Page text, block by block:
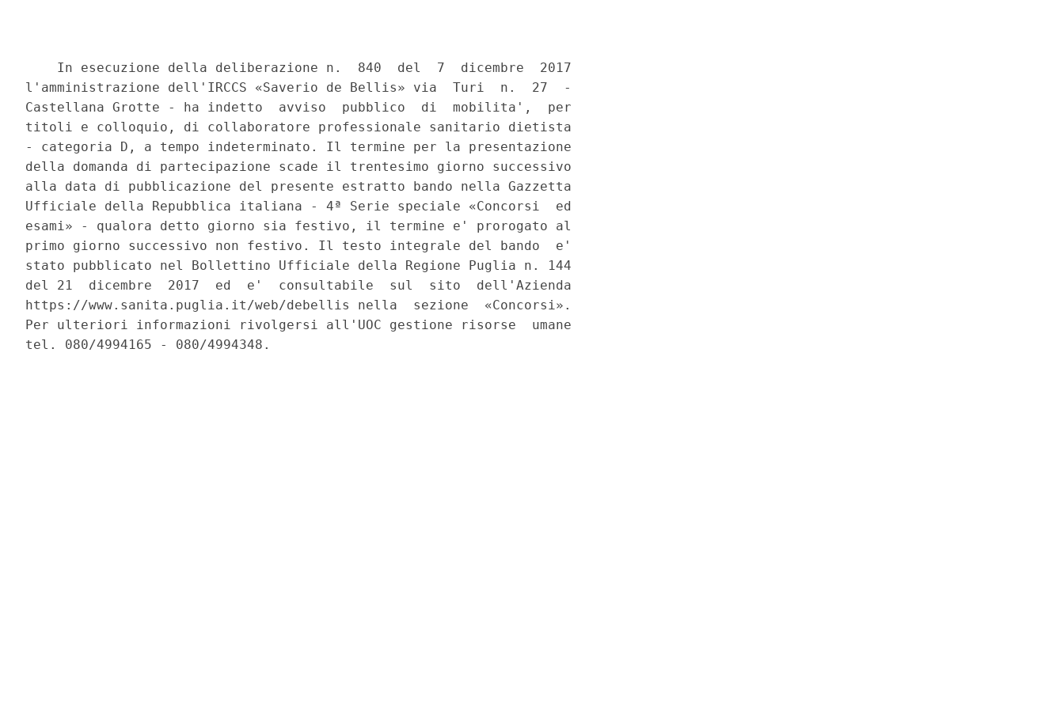
    In esecuzione della deliberazione n.  840  del  7  dicembre  2017
l'amministrazione dell'IRCCS «Saverio de Bellis» via  Turi  n.  27  -
Castellana Grotte - ha indetto  avviso  pubblico  di  mobilita',  per
titoli e colloquio, di collaboratore professionale sanitario dietista
- categoria D, a tempo indeterminato. Il termine per la presentazione
della domanda di partecipazione scade il trentesimo giorno successivo
alla data di pubblicazione del presente estratto bando nella Gazzetta
Ufficiale della Repubblica italiana - 4ª Serie speciale «Concorsi  ed
esami» - qualora detto giorno sia festivo, il termine e' prorogato al
primo giorno successivo non festivo. Il testo integrale del bando  e'
stato pubblicato nel Bollettino Ufficiale della Regione Puglia n. 144
del 21  dicembre  2017  ed  e'  consultabile  sul  sito  dell'Azienda
https://www.sanita.puglia.it/web/debellis nella  sezione  «Concorsi».
Per ulteriori informazioni rivolgersi all'UOC gestione risorse  umane
tel. 080/4994165 - 080/4994348.